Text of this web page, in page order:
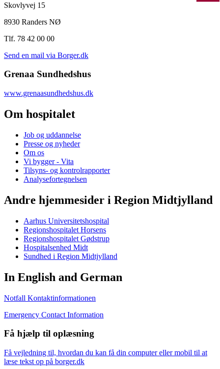
Skovlyvej 15
8930 Randers NØ
Tlf. 78 42 00 00
Send en mail via Borger.dk
Grenaa Sundhedshus
www.grenaasundhedshus.dk
Om hospitalet
Job og uddannelse
Presse og nyheder
Om os
Vi bygger - Vita
Tilsyns- og kontrolrapporter
Analysefortegnelsen
Andre hjemmesider i Region Midtjylland
Aarhus Universitetshospital
Regionshospitalet Horsens
Regionshospitalet Gødstrup
Hospitalsenhed Midt
Sundhed i Region Midtjylland
In English and German
Notfall Kontaktinformationen
Emergency Contact Information
Få hjælp til oplæsning
Få vejledning til, hvordan du kan få din computer eller mobil til at
læse tekst op på borger.dk